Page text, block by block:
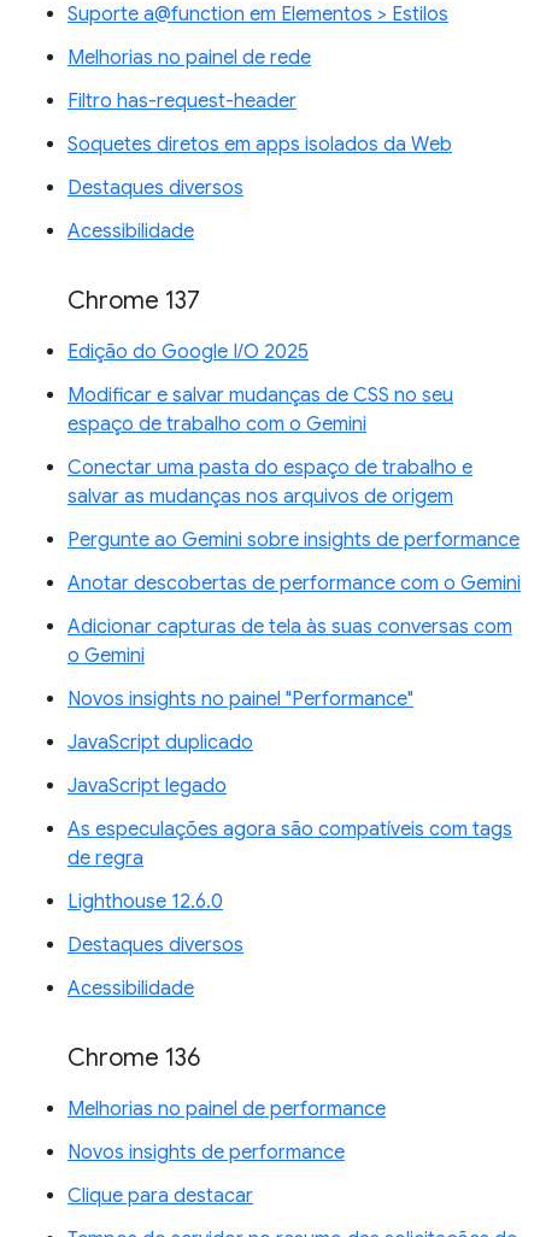
Suporte a@function em Elementos > Estilos
Melhorias no painel de rede
Filtro has-request-header
Soquetes diretos em apps isolados da Web
Destaques diversos
Acessibilidade
Chrome 137
Edição do Google I/O 2025
Modificar e salvar mudanças de CSS no seu
espaço de trabalho com o Gemini
Conectar uma pasta do espaço de trabalho e
salvar as mudanças nos arquivos de origem
Pergunte ao Gemini sobre insights de performance
Anotar descobertas de performance com o Gemini
Adicionar capturas de tela às suas conversas com
o Gemini
Novos insights no painel "Performance"
JavaScript duplicado
JavaScript legado
As especulações agora são compatíveis com tags
de regra
Lighthouse 12.6.0
Destaques diversos
Acessibilidade
Chrome 136
Melhorias no painel de performance
Novos insights de performance
Clique para destacar